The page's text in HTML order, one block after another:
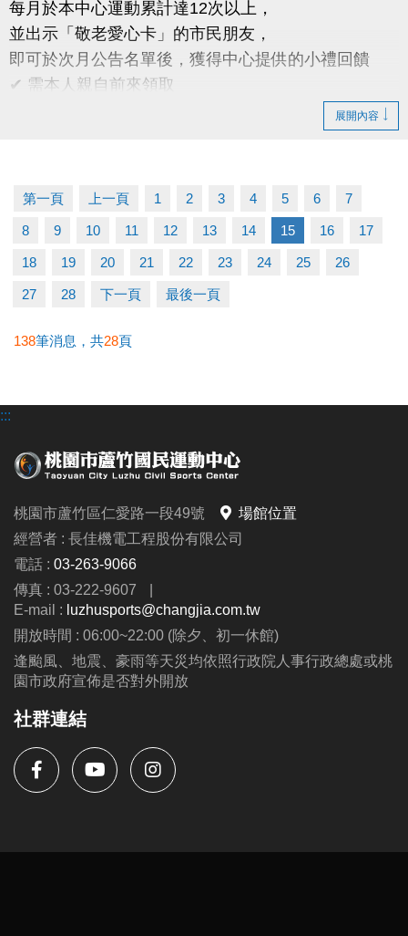
每月於本中心運動累計達12次以上，
並出示「敬老愛心卡」的市民朋友，
即可於次月公告名單後，獲得中心提供的小禮回饋
✔ 需本人親自前來領取
展開內容
第一頁 上一頁 1 2 3 4 5 6 7
8 9 10 11 12 13 14 15 16 17
18 19 20 21 22 23 24 25 26
27 28 下一頁 最後一頁
138筆消息，共28頁
:::
桃園市蘆竹區仁愛路一段49號
場館位置
經營者 : 長佳機電工程股份有限公司
電話 : 03-263-9066
傳真 : 03-222-9607
|
E-mail : luzhusports@changjia.com.tw
開放時間 : 06:00~22:00 (除夕、初一休館)
逢颱風、地震、豪雨等天災均依照行政院人事行政總處或桃
園市政府宣佈是否對外開放
社群連結